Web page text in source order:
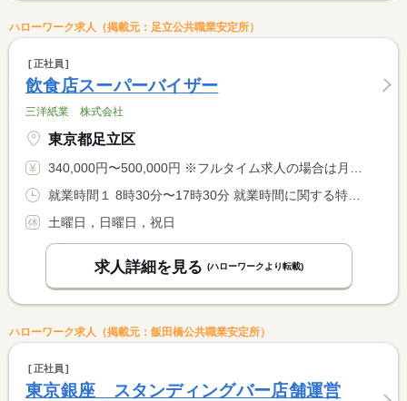
ハローワーク求人（掲載元：足立公共職業安定所）
正社員
飲食店スーパーバイザー
三洋紙業 株式会社
東京都足立区
340,000円〜500,000円 ※フルタイム求人の場合は月額（換算額）、パート求人の場合は時間額を表示しています。
土曜日，日曜日，祝日
求人詳細を見る (ハローワークより転載)
ハローワーク求人（掲載元：飯田橋公共職業安定所）
正社員
東京銀座 スタンディングバー店舗運営